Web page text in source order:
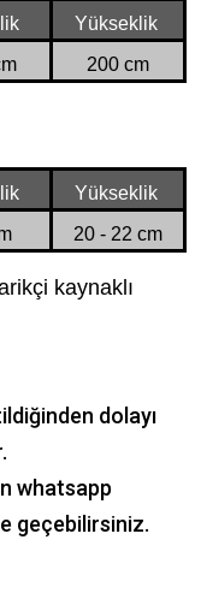
Yükseklik
200 cm
Yükseklik
20 - 22 cm
kaynaklı
dolayı
whatsapp
geçebilirsiniz.